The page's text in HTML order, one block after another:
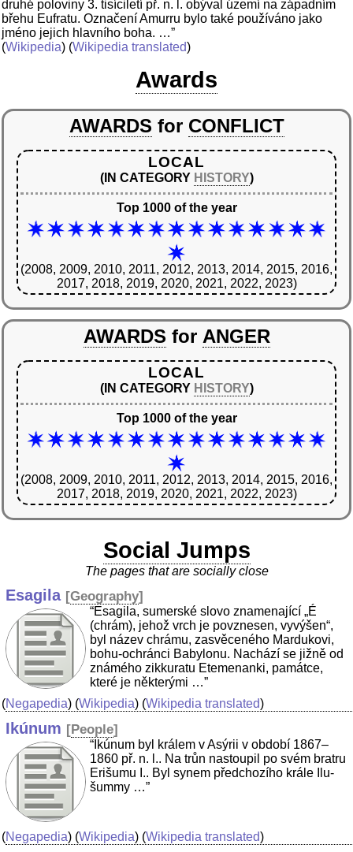
druhé poloviny 3. tisíciletí př. n. l. obýval území na západním
břehu Eufratu. Označení Amurru bylo také používáno jako
jméno jejich hlavního boha. …”
(Wikipedia) (Wikipedia translated)
Awards
AWARDS for CONFLICT
LOCAL
(IN CATEGORY HISTORY)
Top 1000 of the year
(2008, 2009, 2010, 2011, 2012, 2013, 2014, 2015, 2016,
2017, 2018, 2019, 2020, 2021, 2022, 2023)
AWARDS for ANGER
LOCAL
(IN CATEGORY HISTORY)
Top 1000 of the year
(2008, 2009, 2010, 2011, 2012, 2013, 2014, 2015, 2016,
2017, 2018, 2019, 2020, 2021, 2022, 2023)
Social Jumps
The pages that are socially close
Esagila [Geography]
“Esagila, sumerské slovo znamenající „É
(chrám), jehož vrch je povznesen, vyvýšen“,
byl název chrámu, zasvěceného Mardukovi,
bohu-ochránci Babylonu. Nachází se jižně od
známého zikkuratu Etemenanki, památce,
které je některými …”
(Negapedia) (Wikipedia) (Wikipedia translated)
Ikúnum [People]
“Ikúnum byl králem v Asýrii v období 1867–
1860 př. n. l.. Na trůn nastoupil po svém bratru
Erišumu I.. Byl synem předchozího krále Ilu-
šummy …”
(Negapedia) (Wikipedia) (Wikipedia translated)